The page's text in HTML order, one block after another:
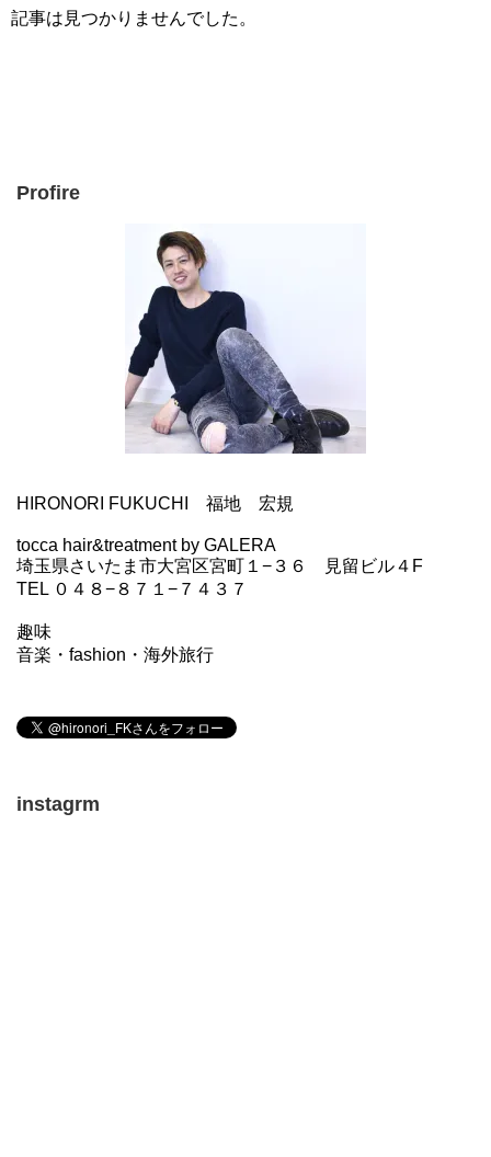
記事は見つかりませんでした。
Profire
HIRONORI FUKUCHI 福地 宏規
tocca hair&treatment by GALERA
埼玉県さいたま市大宮区宮町１−３６ 見留ビル４F
TEL ０４８−８７１−７４３７
趣味
音楽・fashion・海外旅行
instagrm